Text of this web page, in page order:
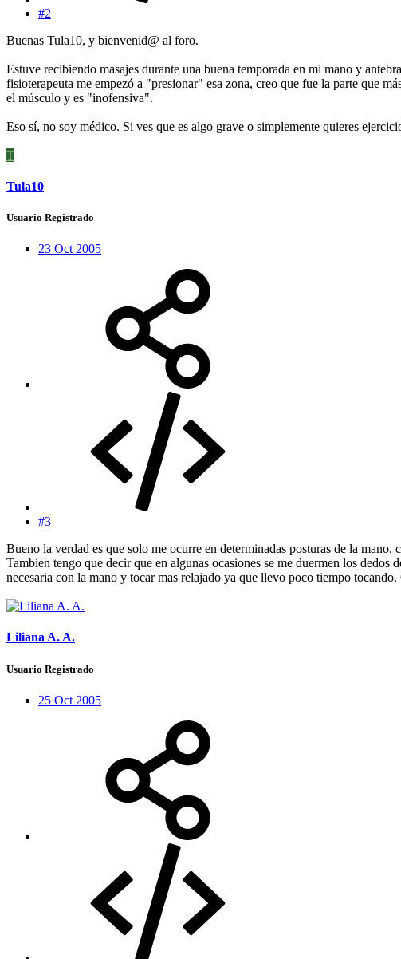
#2
Buenas Tula10, y bienvenid@ al foro.
Estuve recibiendo masajes durante una buena temporada en mi mano y
fisioterapeuta me empezó a "presionar" esa zona, creo que fue la parte que
el músculo y es "inofensiva".
Eso sí, no soy médico. Si ves que es algo grave o simplemente quieres
T
Tula10
Usuario Registrado
23 Oct 2005
#3
Bueno la verdad es que solo me ocurre en determinadas posturas de la
Tambien tengo que decir que en algunas ocasiones se me duermen los
necesaria con la mano y tocar mas relajado ya que llevo poco tiempo
Liliana A. A.
Usuario Registrado
25 Oct 2005